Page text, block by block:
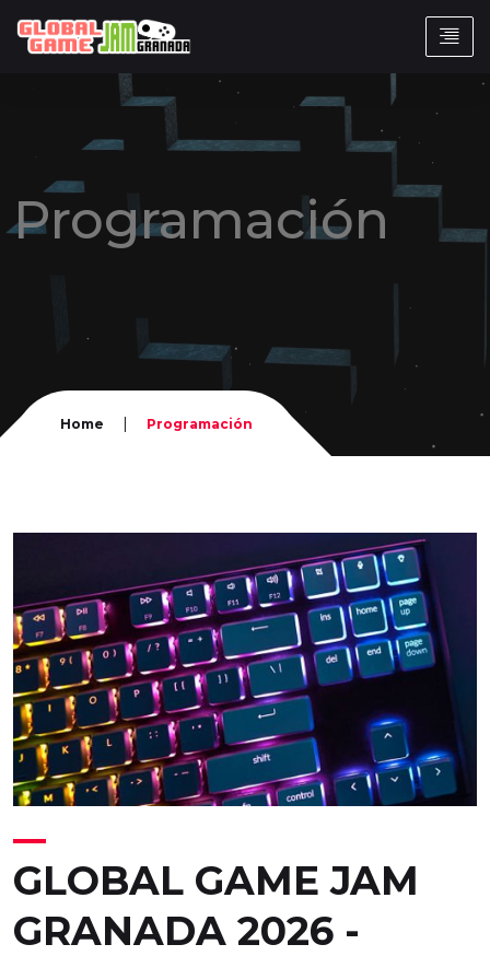
Programación
Home | Programación
GLOBAL GAME JAM
GRANADA 2026 -